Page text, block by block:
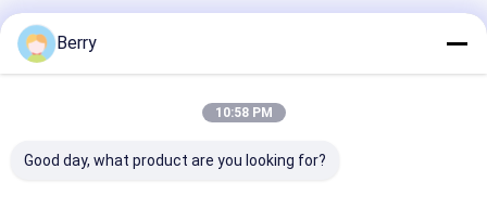
Casa
Mapa do Site
Política de Privacidade
Ferramentas de toldo retrátilFábrica da china.Copyright
© 2026 DM AWNING SOLUTION CO., LIMITED. All Rights Reserved.
Berry
10:58 PM
Good day, what product are you looking for?